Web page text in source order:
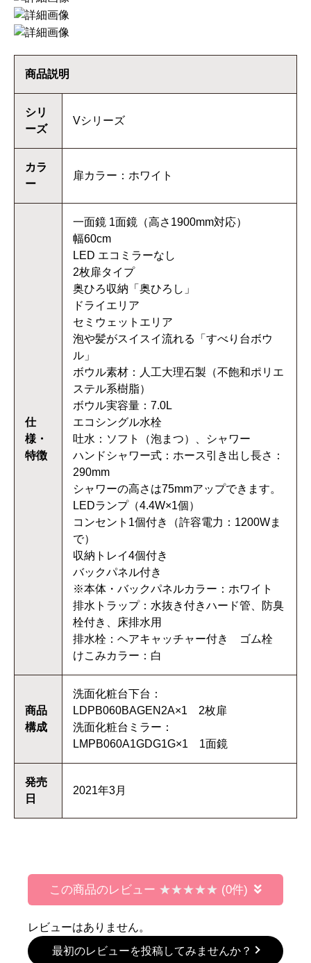
商品説明
シリ
ーズ
Vシリーズ
カラ
ー
扉カラー：ホワイト
仕
様・
特徴
一面鏡 1面鏡（高さ1900mm対応）
幅60cm
LED エコミラーなし
2枚扉タイプ
奥ひろ収納「奥ひろし」
ドライエリア
セミウェットエリア
泡や髪がスイスイ流れる「すべり台ボウ
ル」
ボウル素材：人工大理石製（不飽和ポリエ
ステル系樹脂）
ボウル実容量：7.0L
エコシングル水栓
吐水：ソフト（泡まつ）、シャワー
ハンドシャワー式：ホース引き出し長さ：
290mm
シャワーの高さは75mmアップできます。
LEDランプ（4.4W×1個）
コンセント1個付き（許容電力：1200Wま
で）
収納トレイ4個付き
バックパネル付き
※本体・バックパネルカラー：ホワイト
排水トラップ：水抜き付きハード管、防臭
栓付き、床排水用
排水栓：ヘアキャッチャー付き ゴム栓
けこみカラー：白
商品
構成
洗面化粧台下台：
LDPB060BAGEN2A×1 2枚扉
洗面化粧台ミラー：
LMPB060A1GDG1G×1 1面鏡
発売
日
2021年3月
この商品のレビュー (0件)
レビューはありません。
最初のレビューを投稿してみませんか？